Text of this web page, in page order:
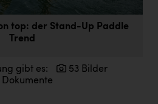
top: der Stand-Up Paddle
Trend
gibt es:
53 Bilder
Dokumente